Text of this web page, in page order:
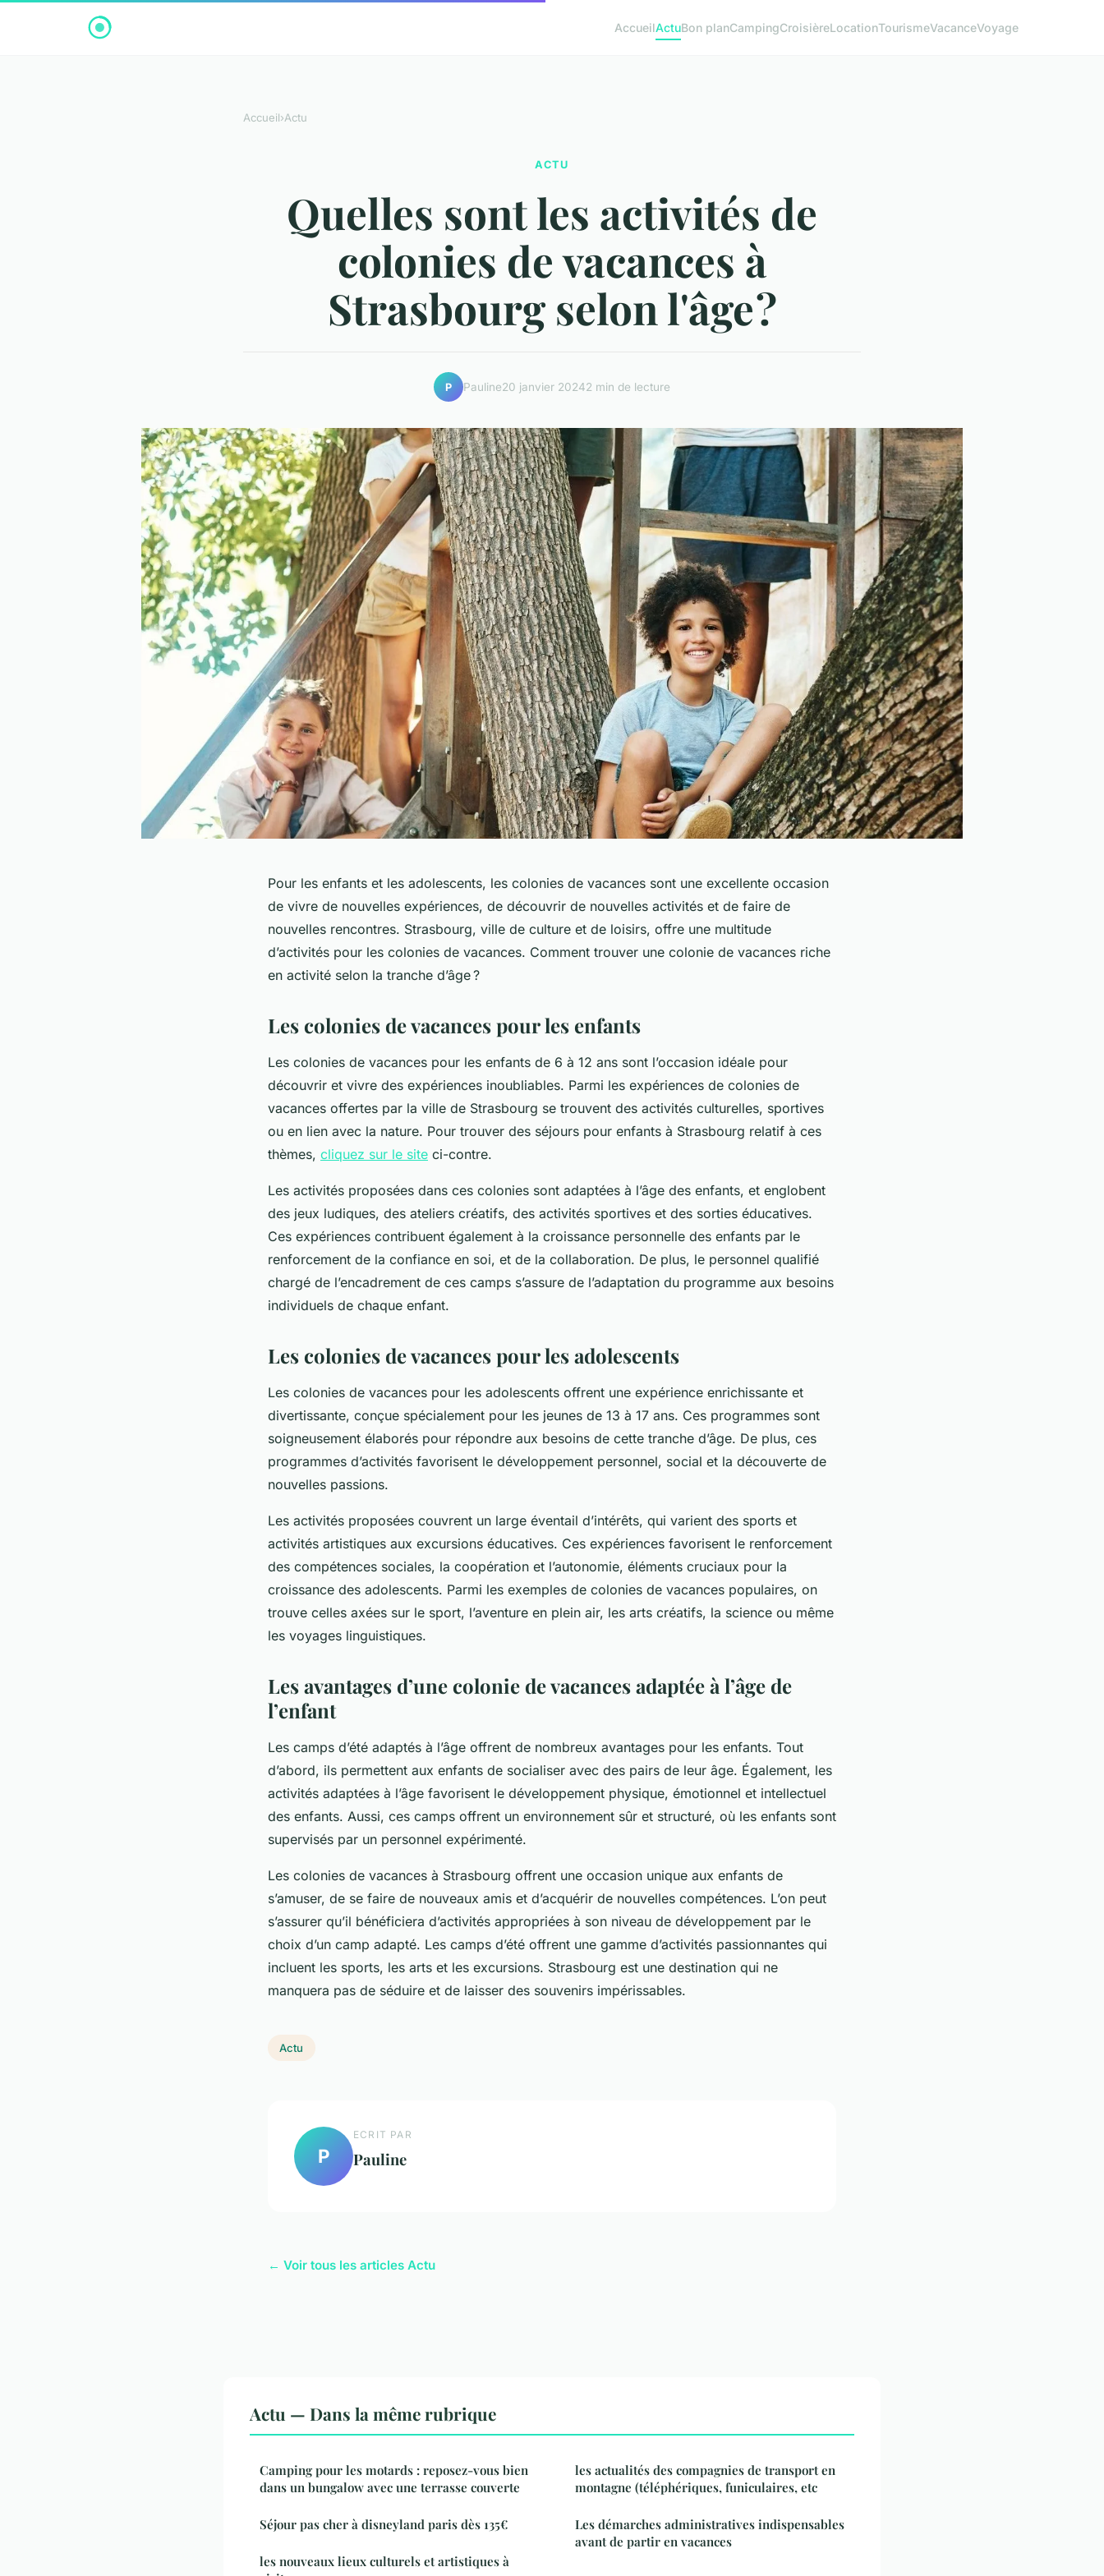
AccueilActuBon planCampingCroisièreLocationTourismeVacanceVoyage
Accueil›Actu
ACTU
Quelles sont les activités de
colonies de vacances à
Strasbourg selon l'âge ?
P Pauline20 janvier 20242 min de lecture
Pour les enfants et les adolescents, les colonies de vacances sont une excellente occasion
de vivre de nouvelles expériences, de découvrir de nouvelles activités et de faire de
nouvelles rencontres. Strasbourg, ville de culture et de loisirs, offre une multitude
d’activités pour les colonies de vacances. Comment trouver une colonie de vacances riche
en activité selon la tranche d’âge ?
Les colonies de vacances pour les enfants
Les colonies de vacances pour les enfants de 6 à 12 ans sont l’occasion idéale pour
découvrir et vivre des expériences inoubliables. Parmi les expériences de colonies de
vacances offertes par la ville de Strasbourg se trouvent des activités culturelles, sportives
ou en lien avec la nature. Pour trouver des séjours pour enfants à Strasbourg relatif à ces
thèmes, cliquez sur le site ci-contre.
Les activités proposées dans ces colonies sont adaptées à l’âge des enfants, et englobent
des jeux ludiques, des ateliers créatifs, des activités sportives et des sorties éducatives.
Ces expériences contribuent également à la croissance personnelle des enfants par le
renforcement de la confiance en soi, et de la collaboration. De plus, le personnel qualifié
chargé de l’encadrement de ces camps s’assure de l’adaptation du programme aux besoins
individuels de chaque enfant.
Les colonies de vacances pour les adolescents
Les colonies de vacances pour les adolescents offrent une expérience enrichissante et
divertissante, conçue spécialement pour les jeunes de 13 à 17 ans. Ces programmes sont
soigneusement élaborés pour répondre aux besoins de cette tranche d’âge. De plus, ces
programmes d’activités favorisent le développement personnel, social et la découverte de
nouvelles passions.
Les activités proposées couvrent un large éventail d’intérêts, qui varient des sports et
activités artistiques aux excursions éducatives. Ces expériences favorisent le renforcement
des compétences sociales, la coopération et l’autonomie, éléments cruciaux pour la
croissance des adolescents. Parmi les exemples de colonies de vacances populaires, on
trouve celles axées sur le sport, l’aventure en plein air, les arts créatifs, la science ou même
les voyages linguistiques.
Les avantages d’une colonie de vacances adaptée à l’âge de
l’enfant
Les camps d’été adaptés à l’âge offrent de nombreux avantages pour les enfants. Tout
d’abord, ils permettent aux enfants de socialiser avec des pairs de leur âge. Également, les
activités adaptées à l’âge favorisent le développement physique, émotionnel et intellectuel
des enfants. Aussi, ces camps offrent un environnement sûr et structuré, où les enfants sont
supervisés par un personnel expérimenté.
Les colonies de vacances à Strasbourg offrent une occasion unique aux enfants de
s’amuser, de se faire de nouveaux amis et d’acquérir de nouvelles compétences. L’on peut
s’assurer qu’il bénéficiera d’activités appropriées à son niveau de développement par le
choix d’un camp adapté. Les camps d’été offrent une gamme d’activités passionnantes qui
incluent les sports, les arts et les excursions. Strasbourg est une destination qui ne
manquera pas de séduire et de laisser des souvenirs impérissables.
Actu
P
ECRIT PAR
Pauline
← Voir tous les articles Actu
Actu — Dans la même rubrique
Camping pour les motards : reposez-vous bien
dans un bungalow avec une terrasse couverte
Séjour pas cher à disneyland paris dès 135€
les nouveaux lieux culturels et artistiques à
les actualités des compagnies de transport en
montagne (téléphériques, funiculaires, etc
Les démarches administratives indispensables
avant de partir en vacances